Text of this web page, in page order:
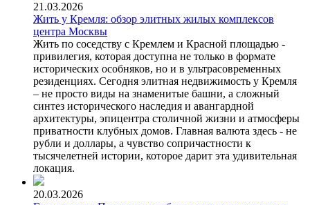
21.03.2026
Жить у Кремля: обзор элитных жилых комплексов
центра Москвы
Жить по соседству с Кремлем и Красной площадью -
привилегия, которая доступна не только в формате
исторических особняков, но и в ультрасовременных
резиденциях. Сегодня элитная недвижимость у Кремля
– не просто виды на знаменитые башни, а сложный
синтез исторического наследия и авангардной
архитектуры, эпицентра столичной жизни и атмосферы
приватности клубных домов. Главная валюта здесь - не
рубли и доллары, а чувство сопричастности к
тысячелетней истории, которое дарит эта удивительная
локация.
20.03.2026